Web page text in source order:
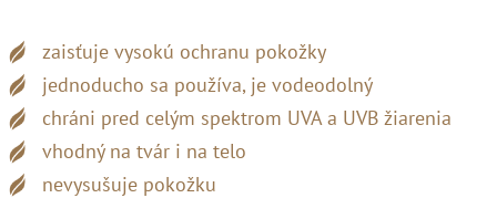
zaisťuje vysokú ochranu pokožky
jednoducho sa používa, je vodeodolný
chráni pred celým spektrom UVA a UVB žiarenia
vhodný na tvár i na telo
nevysušuje pokožku